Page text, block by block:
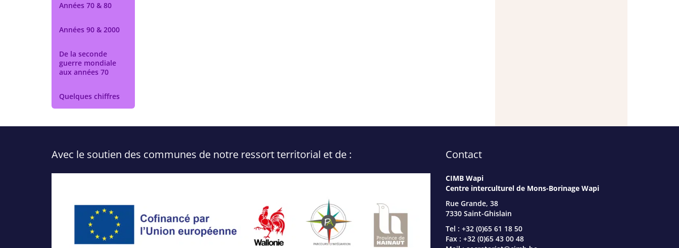
Années 70 & 80
Années 90 & 2000
De la seconde
guerre mondiale
aux années 70
Quelques chiffres
Avec le soutien des communes de notre ressort territorial et de : Contact
CIMB Wapi
Centre interculturel de Mons-Borinage Wapi
Rue Grande, 38
7330 Saint-Ghislain
Tel : +32 (0)65 61 18 50
Fax : +32 (0)65 43 00 48